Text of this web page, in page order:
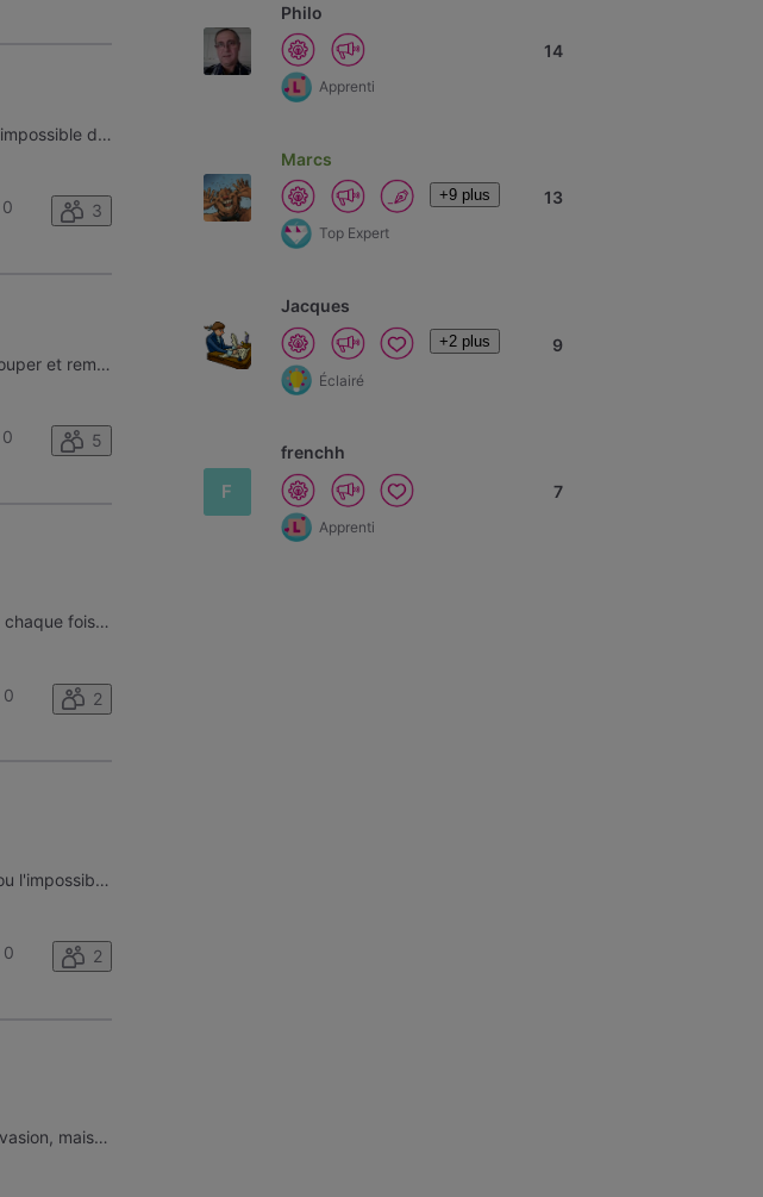
Bonjour, j'ai échangé ma télécommande hier, dans un magasin VOO et impossible de l'utiliser.... j'ai suivi le pas à pas, mais aucune connection... Quelqu'un a-t-il déjà eu le même problème?
0 3
Lorsque j'allume ma box evasion, j'ai l'image mais pas le son. Je dois couper et remettre l'alimentation via l'interrupteur qui est derrière. La box reboote alors. Ensuite, elle s'éteint. Je dois alors la rallumer avec la télécommande et j'ai du son. C'est fastidieux de devoir faire cela tous les jo
0 5
Bonjour, Depuis quelques jours, la tv bloque et il faut tout redémarrer à chaque fois, c'est gênant quand on regarde un film. Il indique code erreur 2020 pas de signal RF ou quelque chose ainsi, pouvez vous m'aider ?
0 2
Bsr, depuis une semaine nous constatons le ratage d'enregistrements ou l'impossibilité de les lire. Revenir en arrière sur une émission en cours n'est parfois plus possible, la Box Evasion se fige. Redémarrage, coupure d'alimentation,retrait et réinsertion du disque n'apportent qu'une brève période
0 2
Bonjour je souhaiterais augmenter la capacité de stockage de la box evasion, mais je ne trouve pas d'infos à ce sujet Quelle capacité maximale accepte-elle? Est ce qu'un SSD apporterait quelque chose niveau réactivité par rapport au HDD?
Philo
Apprenti
14
Marcs
+9 plus
Top Expert
13
Jacques
+2 plus
Éclairé
9
F
frenchh
Apprenti
7